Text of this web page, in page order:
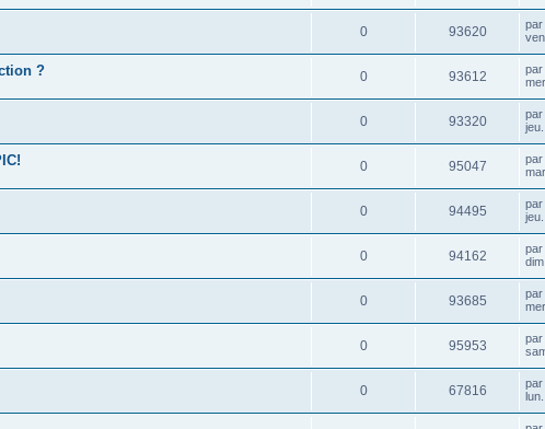
0 93620 par
? 0 93612 par
0 93320 par
0 95047 par
0 94495 par
0 94162 par
0 93685 par
0 95953 par
0 67816 par